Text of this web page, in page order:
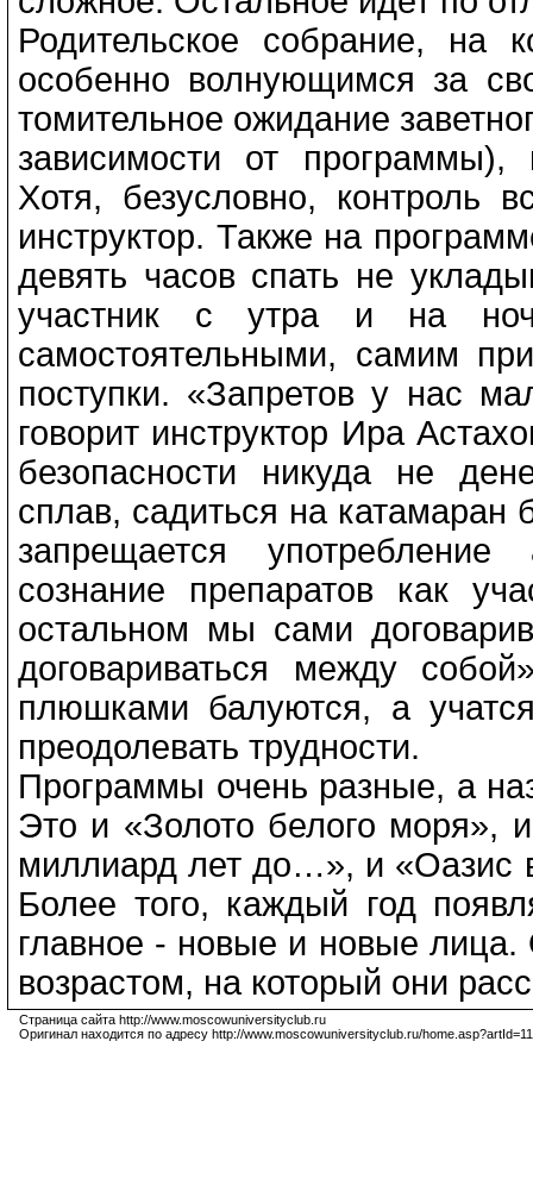
Родительское собрание, на
особенно волнующимся за
томительное ожидание
зависимости от
Хотя, безусловно, контроль
инструктор. Также на
девять часов спать не
участник с утра и на
самостоятельными, самим
поступки. «Запретов у нас
говорит инструктор Ира
безопасности никуда не
сплав, садиться на катамаран
запрещается
сознание препаратов как
остальном мы сами
договариваться между
плюшками балуются, а
преодолевать трудности.
Программы очень разные, а
Это и «Золото белого моря»,
миллиард лет до…», и «Оазис
Более того, каждый год
главное - новые и новые
возрастом, на который они
Страница сайта http://www.moscowuniversityclub.ru
Оригинал находится по адресу http://www.moscowuniversityclub.ru/